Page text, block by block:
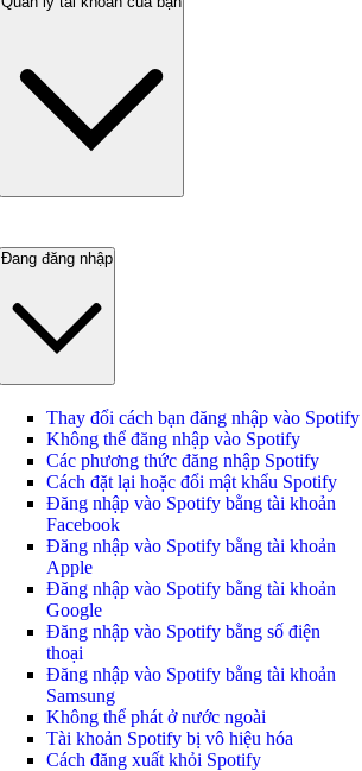
Đang đăng nhập
Thay đổi cách bạn đăng nhập vào Spotify
Không thể đăng nhập vào Spotify
Các phương thức đăng nhập Spotify
Cách đặt lại hoặc đổi mật khẩu Spotify
Đăng nhập vào Spotify bằng tài khoản
Facebook
Đăng nhập vào Spotify bằng tài khoản
Apple
Đăng nhập vào Spotify bằng tài khoản
Google
Đăng nhập vào Spotify bằng số điện
thoại
Đăng nhập vào Spotify bằng tài khoản
Samsung
Không thể phát ở nước ngoài
Tài khoản Spotify bị vô hiệu hóa
Cách đăng xuất khỏi Spotify